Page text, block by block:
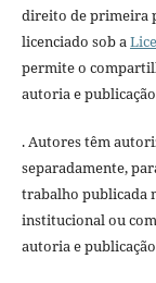
direito de primeira
licenciado sob a
permite o
autoria e
. Autores têm
separadamente,
trabalho publicada
institucional ou
autoria e